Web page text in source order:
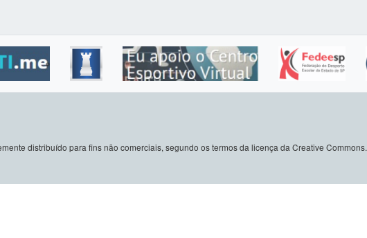
distribuído para fins não comerciais, segundo os termos da licença da Creative Commons.